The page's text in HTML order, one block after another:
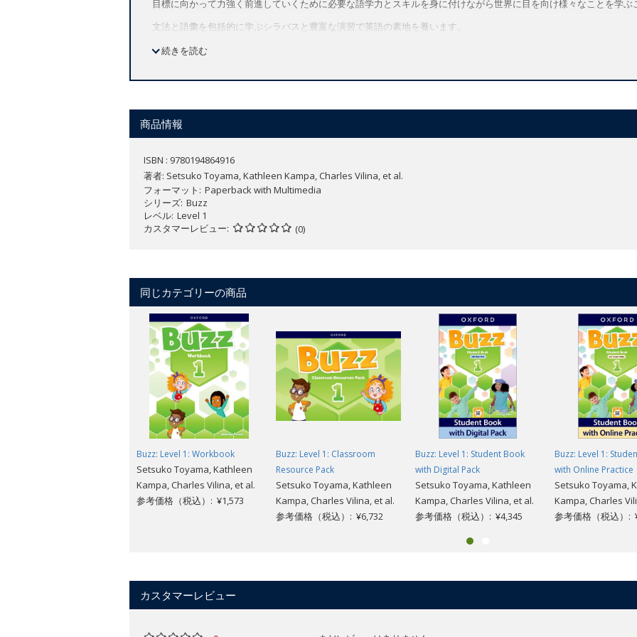
目標に向かって力強く前進していくために必要な語学力とスキルを身に付けながら世界に目を向け様々なことを学
文法と語彙を包括的に学ぶシラバスと豊富な演習で英語の素地を養います。
ションでは、アニメーション動画のストーリーを通してマナーやライフスキルについて学習します。
カラフルなイラスト、ユニークな動画やアニメが、生き生きと楽しく記憶に残る語彙・文法学習を実現します。
意味のある文脈で言葉やテーマを学べるよう、各ユニットにはアニメ形式のお話が掲載されています。お話を
を身に付けます。
「Think, Feel, Grow」のアクティビティを通して感情への気づきや理解を促し、ウェルビーイング（健全性）の
興味を引くようなお話や動画を通して異文化理解を図りながら世界について学び、地球の一員として必要なグ
Oxford English Hubは指導や学習に必要なツールが集約されたデジタル教材のハブサイトです。
アメリカ英語
全7レベル（レベル starter～6）
無料サンプルはこちら。
続きを読む
商品情報
ISBN : 9780194864916
著者: Setsuko Toyama, Kathleen Kampa, Charles Vilina, et al.
フォーマット
Paperback with Multimedia
シリーズ Buzz
レベル Level 1
カスタマーレビュー
(0)
同じカテゴリーの商品
Buzz: Level 1: Workbook
Setsuko Toyama, Kathleen
Kampa, Charles Vilina, et al.
参考価格（税込）: ¥1,573
Buzz: Level 1: Classroom
Resource Pack
Setsuko Toyama, Kathleen
Kampa, Charles Vilina, et al.
参考価格（税込）: ¥6,732
Buzz: Level 1: Student Book
with Digital Pack
Setsuko Toyama, Kathleen
Kampa, Charles Vilina, et al.
参考価格（税込）: ¥4,345
Buzz: Level 1:
with Online Practice
Setsuko Toyama,
Kampa, Charles
参考価格（税込）:
カスタマーレビュー